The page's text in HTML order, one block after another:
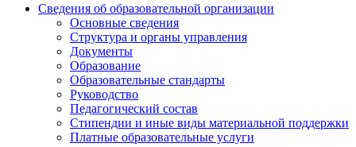
Сведения об образовательной организации
Основные сведения
Структура и органы управления
Документы
Образование
Образовательные стандарты
Руководство
Педагогический состав
Стипендии и иные виды материальной поддержки
Платные образовательные услуги